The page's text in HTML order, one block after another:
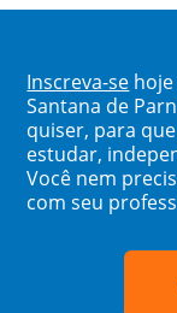
Inscreva-se
Santana de
quiser, para
estudar,
Você nem
com seu